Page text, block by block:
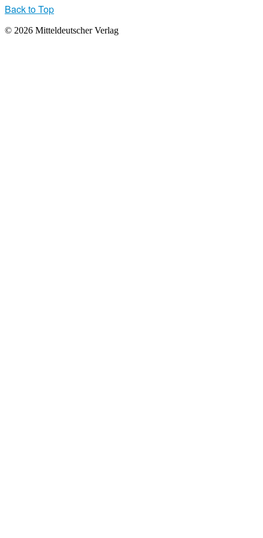
Back to Top
© 2026 Mitteldeutscher Verlag